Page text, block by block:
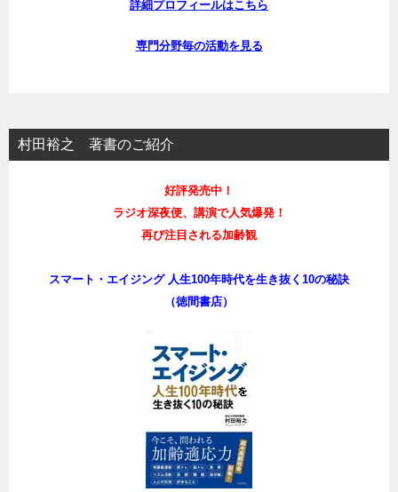
詳細プロフィールはこちら
専門分野毎の活動を見る
村田裕之 著書のご紹介
好評発売中！
ラジオ深夜便、講演で人気爆発！
再び注目される加齢観
スマート・エイジング 人生100年時代を生き抜く10の秘訣
（徳間書店）